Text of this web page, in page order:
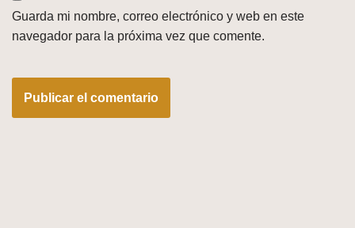
Guarda mi nombre, correo electrónico y web en este
navegador para la próxima vez que comente.